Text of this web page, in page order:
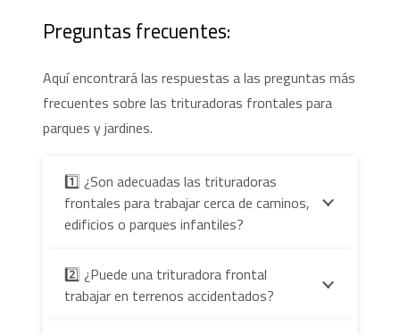
Preguntas frecuentes:
Aquí encontrará las respuestas a las preguntas más
frecuentes sobre las trituradoras frontales para
parques y jardines.
1️⃣ ¿Son adecuadas las trituradoras
frontales para trabajar cerca de caminos,
edificios o parques infantiles?
2️⃣ ¿Puede una trituradora frontal
trabajar en terrenos accidentados?